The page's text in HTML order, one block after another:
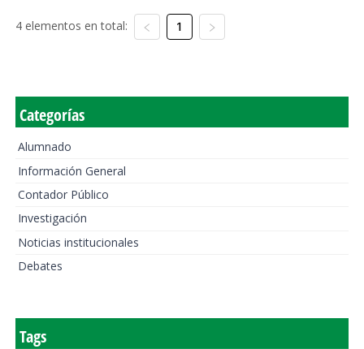
4 elementos en total: 1
Categorías
Alumnado
Información General
Contador Público
Investigación
Noticias institucionales
Debates
Tags